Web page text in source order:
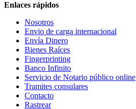
Enlaces rápidos
Nosotros
Envio de carga internacional
Envía Dinero
Bienes Raíces
Fingerprinting
Banco Infinito
Servicio de Notario público online
Tramites consulares
Contacto
Rastrear